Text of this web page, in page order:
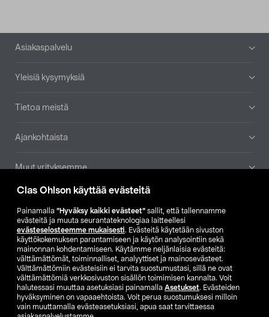
Clas Ohlson käyttää evästeitä
Painamalla ”Hyväksy kaikki evästeet” sallit, että tallennamme
evästeitä ja muuta seurantateknologiaa laitteellesi
evästeselosteemme mukaisesti. Evästeitä käytetään sivuston
käyttökokemuksen parantamiseen ja käytön analysointiin sekä
mainonnan kohdentamiseen. Käytämme neljänlaisia evästeitä:
välttämättömät, toiminnalliset, analyyttiset ja mainosevästeet.
Välttämättömiin evästeisiin ei tarvita suostumustasi, sillä ne ovat
välttämättömiä verkkosivuston sisällön toimimisen kannalta. Voit
halutessasi muuttaa asetuksiasi painamalla Asetukset. Evästeiden
hyväksyminen on vapaaehtoista. Voit perua suostumuksesi milloin
vain muuttamalla evästeasetuksiasi, apua saat tarvittaessa
Alatunniste
Asiakaspalvelu
Yleisiä kysymyksiä
Tietoa meistä
Ajankohtaista
Muut yrityksemme
Etsi myymälä
SE NO FI
FI SV